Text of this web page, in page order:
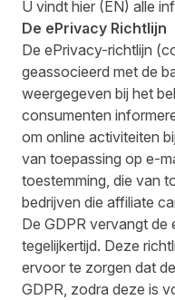
U vindt hier (EN) alle
De ePrivacy Richtlijn
De ePrivacy-richtlijn
geassocieerd met de
weergegeven bij het
consumenten
om online activiteiten
van toepassing op e-
toestemming, die van
bedrijven die affiliate
De GDPR vervangt de
tegelijkertijd. Deze
ervoor te zorgen dat
GDPR, zodra deze is